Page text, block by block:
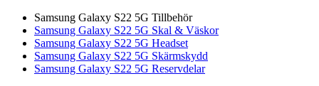
Samsung Galaxy S22 5G Tillbehör
Samsung Galaxy S22 5G Skal & Väskor
Samsung Galaxy S22 5G Headset
Samsung Galaxy S22 5G Skärmskydd
Samsung Galaxy S22 5G Reservdelar